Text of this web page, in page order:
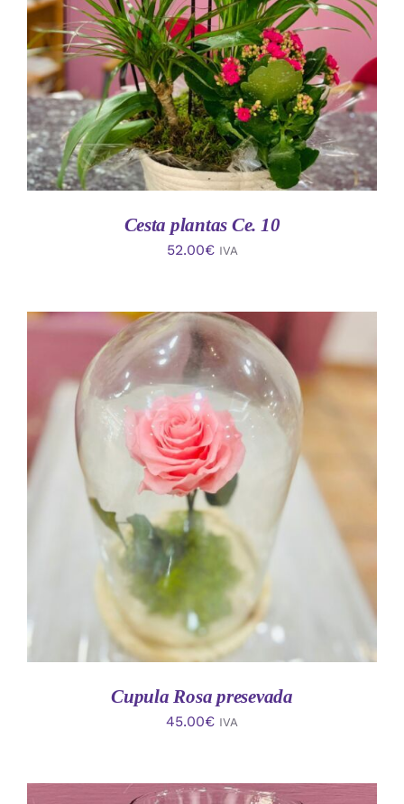
AÑADIR AL CARRITO
/
DETALLES
Cesta plantas Ce. 10
52.00€ IVA
AÑADIR AL CARRITO
DETALLES
Cupula Rosa presevada
45.00€ IVA